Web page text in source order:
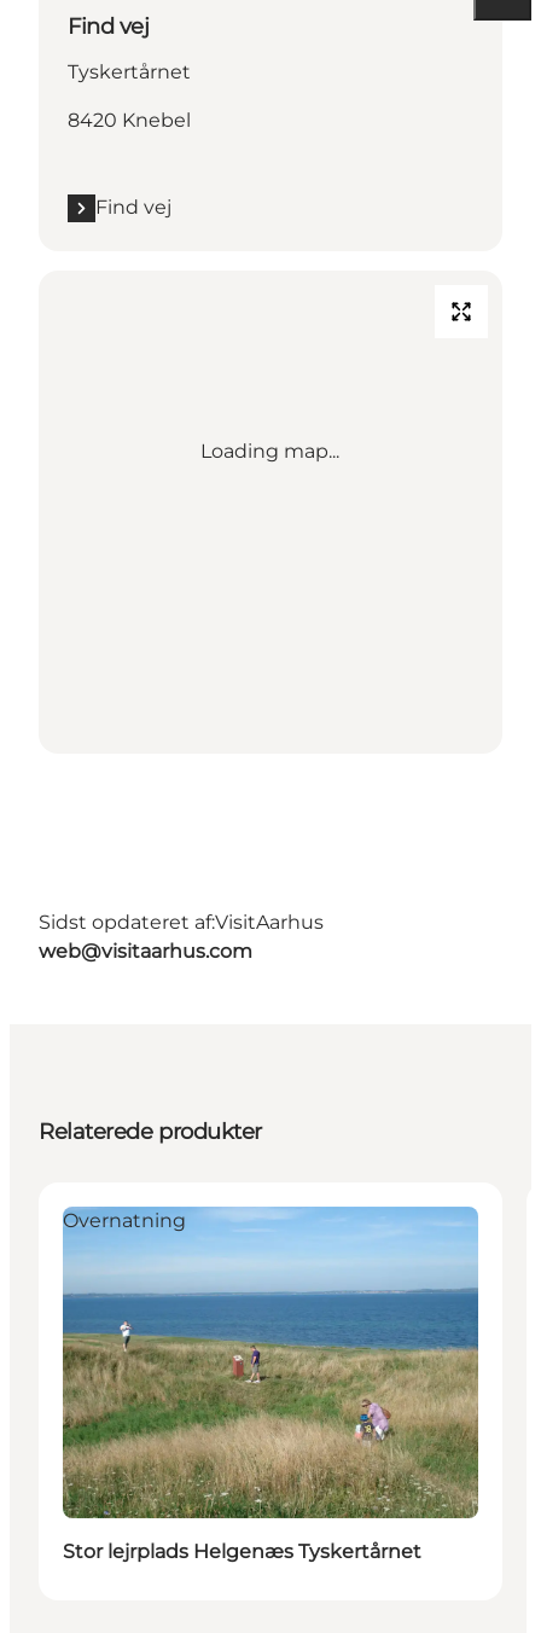
Find vej
Tyskertårnet
8420 Knebel
Find vej
Loading map...
Sidst opdateret af:VisitAarhus
web@visitaarhus.com
Relaterede produkter
Overnatning
Stor lejrplads Helgenæs Tyskertårnet